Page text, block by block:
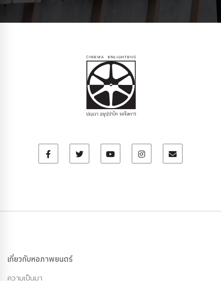
เกี่ยวกับหอภาพยนตร์
ความเป็นมา